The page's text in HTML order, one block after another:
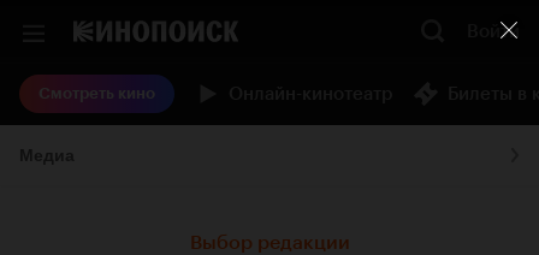
Войти
Смотреть кино
Выбор редакции